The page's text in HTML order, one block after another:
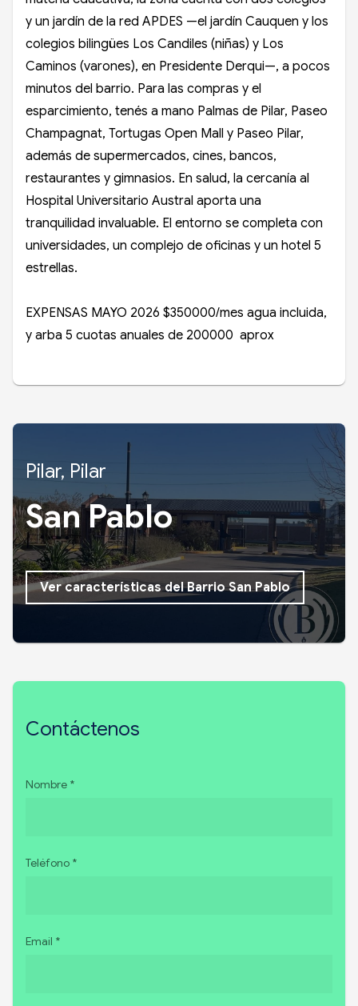
y un jardín de la red APDES —el jardín Cauquen y los
colegios bilingües Los Candiles (niñas) y Los
Caminos (varones), en Presidente Derqui—, a pocos
minutos del barrio. Para las compras y el
esparcimiento, tenés a mano Palmas de Pilar, Paseo
Champagnat, Tortugas Open Mall y Paseo Pilar,
además de supermercados, cines, bancos,
restaurantes y gimnasios. En salud, la cercanía al
Hospital Universitario Austral aporta una
tranquilidad invaluable. El entorno se completa con
universidades, un complejo de oficinas y un hotel 5
estrellas.
EXPENSAS MAYO 2026 $350000/mes agua incluida,
y arba 5 cuotas anuales de 200000 aprox
Pilar, Pilar
San Pablo
Ver características del Barrio San Pablo
Contáctenos
Nombre *
Teléfono *
Email *